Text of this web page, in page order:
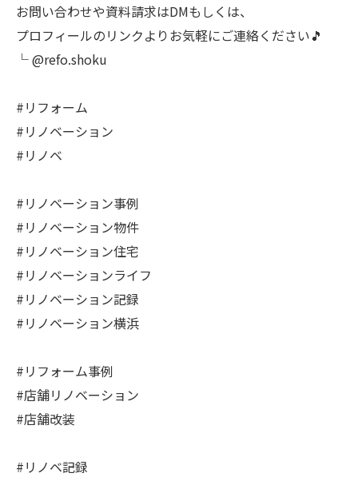
お問い合わせや資料請求はDMもしくは、
プロフィールのリンクよりお気軽にご連絡ください🎵
└ @refo.shoku
#リフォーム
#リノベーション
#リノベ
#リノベーション事例
#リノベーション物件
#リノベーション住宅
#リノベーションライフ
#リノベーション記録
#リノベーション横浜
#リフォーム事例
#店舗リノベーション
#店舗改装
#リノベ記録